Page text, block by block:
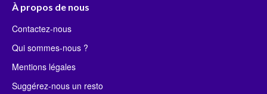
À propos de nous
Contactez-nous
Qui sommes-nous ?
Mentions légales
Suggérez-nous un resto